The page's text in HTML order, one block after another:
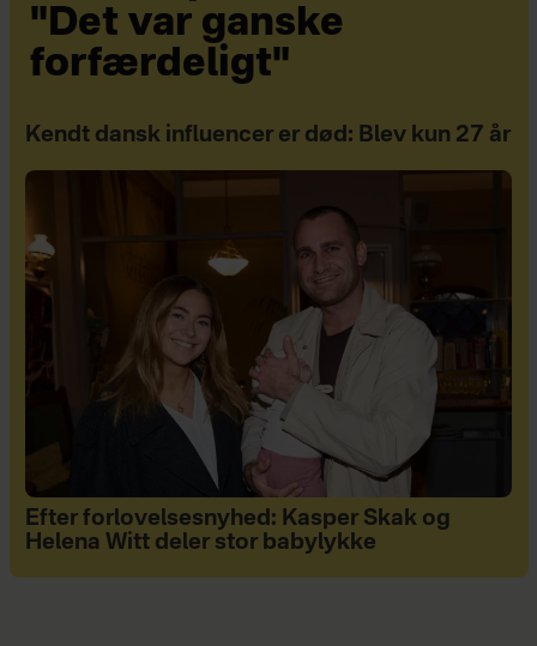
"Det var ganske
forfærdeligt"
Kendt dansk influencer er død: Blev kun 27 år
Efter forlovelsesnyhed: Kasper Skak og
Helena Witt deler stor babylykke